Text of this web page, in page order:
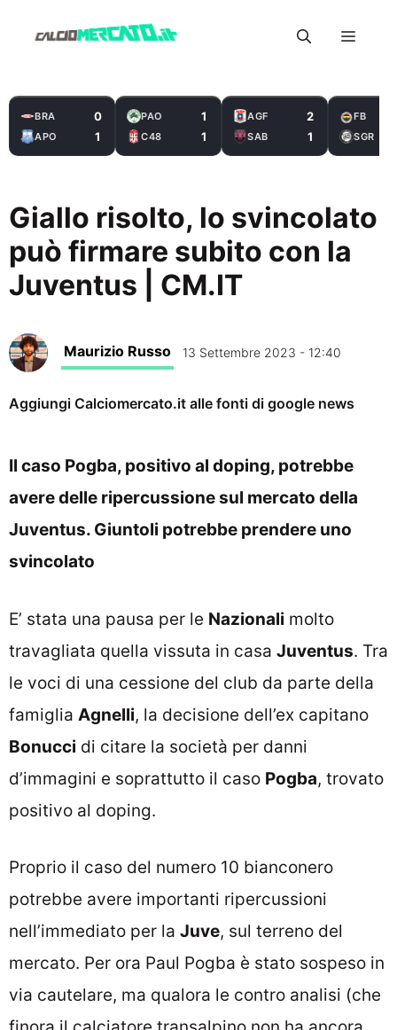
Menu
BRA 0
APO 1
PAO 1
C48 1
AGF 2
SAB 1
FB
SGR
Giallo risolto, lo svincolato
può firmare subito con la
Juventus | CM.IT
Maurizio Russo 13 Settembre 2023 - 12:40
Aggiungi Calciomercato.it alle fonti di google news
Il caso Pogba, positivo al doping, potrebbe
avere delle ripercussione sul mercato della
Juventus. Giuntoli potrebbe prendere uno
svincolato
E’ stata una pausa per le Nazionali molto
travagliata quella vissuta in casa Juventus. Tra
le voci di una cessione del club da parte della
famiglia Agnelli, la decisione dell’ex capitano
Bonucci di citare la società per danni
d’immagini e soprattutto il caso Pogba, trovato
positivo al doping.
Proprio il caso del numero 10 bianconero
potrebbe avere importanti ripercussioni
nell’immediato per la Juve, sul terreno del
mercato. Per ora Paul Pogba è stato sospeso in
via cautelare, ma qualora le contro analisi (che